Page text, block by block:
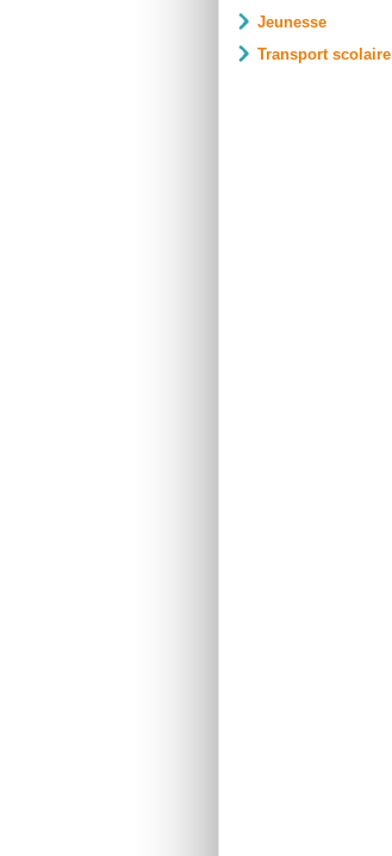
Jeunesse
Transport scolaire